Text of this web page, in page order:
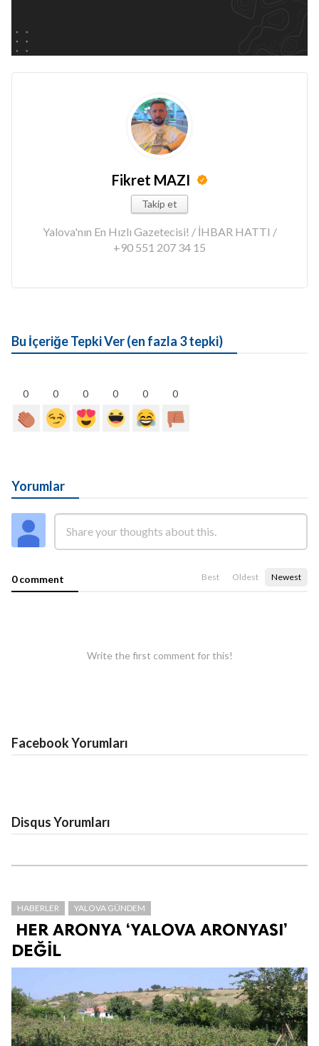
Fikret MAZI
Takip et
Yalova'nın En Hızlı Gazetecisi! / İHBAR HATTI /
+90 551 207 34 15
Bu İçeriğe Tepki Ver (en fazla 3 tepki)
0 0 0 0 0 0
Yorumlar
0 comment Best Oldest Newest
Write the first comment for this!
Facebook Yorumları
Disqus Yorumları
HABERLER YALOVA GÜNDEM
HER ARONYA ‘YALOVA ARONYASI’
DEĞİL